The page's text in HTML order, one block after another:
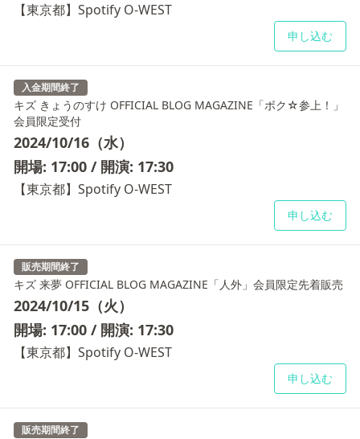
【東京都】Spotify O-WEST
申し込む
キズ きょうのすけ OFFICIAL BLOG MAGAZINE「ボク☆参上！」
会員限定受付
2024/10/16（水）
開場: 17:00 / 開演: 17:30
【東京都】Spotify O-WEST
入金期間終了
申し込む
キズ 来夢 OFFICIAL BLOG MAGAZINE「人外」会員限定先着販売
2024/10/15（火）
開場: 17:00 / 開演: 17:30
【東京都】Spotify O-WEST
販売期間終了
申し込む
販売期間終了